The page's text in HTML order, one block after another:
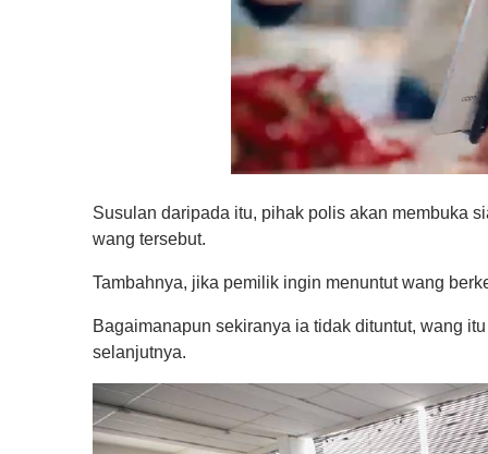
f
n
t
o
l
Susulan daripada itu, pihak polis akan membuka
wang tersebut.
Tambahnya, jika pemilik ingin menuntut wang
Bagaimanapun sekiranya ia tidak dituntut, wang
selanjutnya.